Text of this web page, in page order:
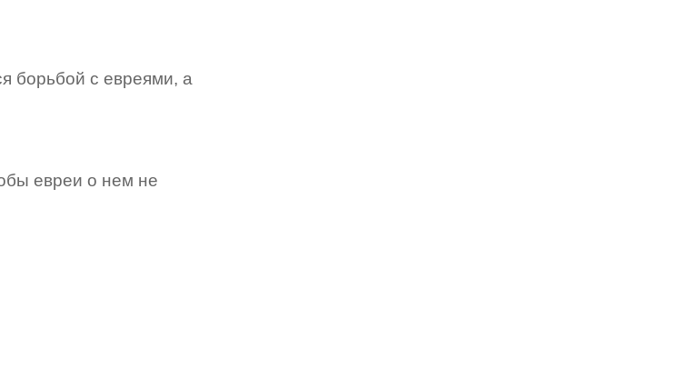
борьбой с евреями, а
евреи о нем не